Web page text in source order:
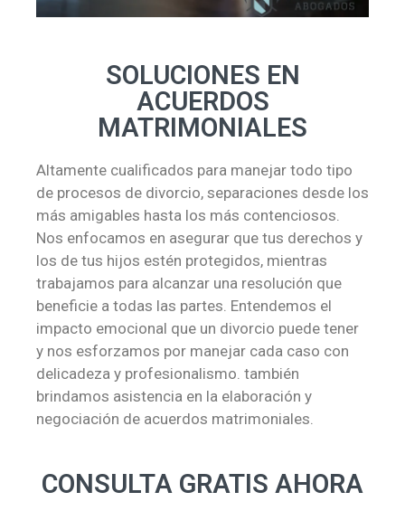
SOLUCIONES EN
ACUERDOS
MATRIMONIALES
Altamente cualificados para manejar todo tipo
de procesos de divorcio, separaciones desde los
más amigables hasta los más contenciosos.
Nos enfocamos en asegurar que tus derechos y
los de tus hijos estén protegidos, mientras
trabajamos para alcanzar una resolución que
beneficie a todas las partes. Entendemos el
impacto emocional que un divorcio puede tener
y nos esforzamos por manejar cada caso con
delicadeza y profesionalismo. también
brindamos asistencia en la elaboración y
negociación de acuerdos matrimoniales.
CONSULTA GRATIS AHORA